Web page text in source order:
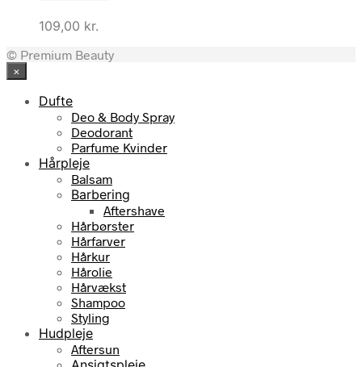
109,00 kr.
© Premium Beauty
×
Dufte
Deo & Body Spray
Deodorant
Parfume Kvinder
Hårpleje
Balsam
Barbering
Aftershave
Hårbørster
Hårfarver
Hårkur
Hårolie
Hårvækst
Shampoo
Styling
Hudpleje
Aftersun